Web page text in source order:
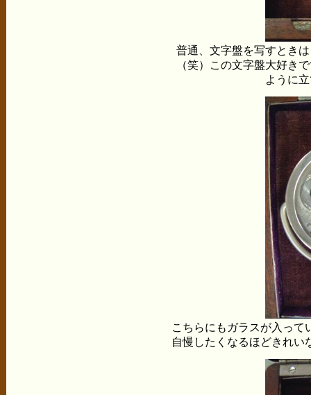
普通、文字盤を写すとき
（笑）この文字盤大好き
ように
こちらにもガラスが入って
自慢したくなるほどきれい